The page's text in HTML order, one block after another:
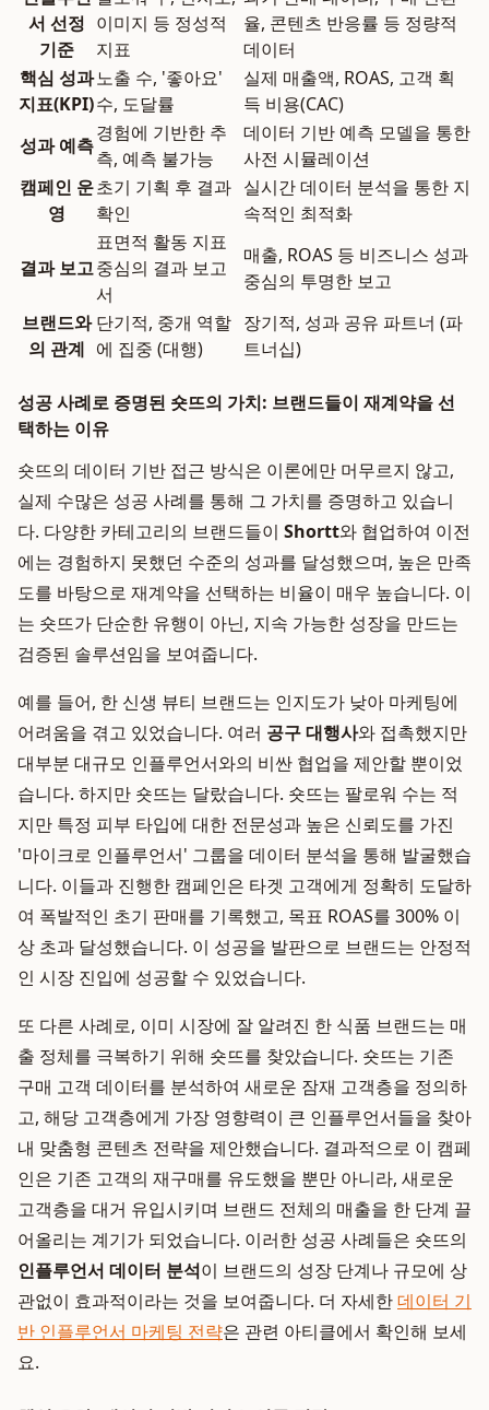
서 선정
기준
이미지 등 정성적
지표
율, 콘텐츠 반응률 등 정량적
데이터
핵심 성과
지표(KPI)
노출 수, '좋아요'
수, 도달률
실제 매출액, ROAS, 고객 획
득 비용(CAC)
성과 예측
경험에 기반한 추
측, 예측 불가능
데이터 기반 예측 모델을 통한
사전 시뮬레이션
캠페인 운
영
초기 기획 후 결과
확인
실시간 데이터 분석을 통한 지
속적인 최적화
결과 보고
표면적 활동 지표
중심의 결과 보고
서
매출, ROAS 등 비즈니스 성과
중심의 투명한 보고
브랜드와
의 관계
단기적, 중개 역할
에 집중 (대행)
장기적, 성과 공유 파트너 (파
트너십)
성공 사례로 증명된 숏뜨의 가치: 브랜드들이 재계약을 선
택하는 이유
숏뜨의 데이터 기반 접근 방식은 이론에만 머무르지 않고,
실제 수많은 성공 사례를 통해 그 가치를 증명하고 있습니
다. 다양한 카테고리의 브랜드들이 Shortt와 협업하여 이전
에는 경험하지 못했던 수준의 성과를 달성했으며, 높은 만족
도를 바탕으로 재계약을 선택하는 비율이 매우 높습니다. 이
는 숏뜨가 단순한 유행이 아닌, 지속 가능한 성장을 만드는
검증된 솔루션임을 보여줍니다.
예를 들어, 한 신생 뷰티 브랜드는 인지도가 낮아 마케팅에
어려움을 겪고 있었습니다. 여러 공구 대행사와 접촉했지만
대부분 대규모 인플루언서와의 비싼 협업을 제안할 뿐이었
습니다. 하지만 숏뜨는 달랐습니다. 숏뜨는 팔로워 수는 적
지만 특정 피부 타입에 대한 전문성과 높은 신뢰도를 가진
'마이크로 인플루언서' 그룹을 데이터 분석을 통해 발굴했습
니다. 이들과 진행한 캠페인은 타겟 고객에게 정확히 도달하
여 폭발적인 초기 판매를 기록했고, 목표 ROAS를 300% 이
상 초과 달성했습니다. 이 성공을 발판으로 브랜드는 안정적
인 시장 진입에 성공할 수 있었습니다.
또 다른 사례로, 이미 시장에 잘 알려진 한 식품 브랜드는 매
출 정체를 극복하기 위해 숏뜨를 찾았습니다. 숏뜨는 기존
구매 고객 데이터를 분석하여 새로운 잠재 고객층을 정의하
고, 해당 고객층에게 가장 영향력이 큰 인플루언서들을 찾아
내 맞춤형 콘텐츠 전략을 제안했습니다. 결과적으로 이 캠페
인은 기존 고객의 재구매를 유도했을 뿐만 아니라, 새로운
고객층을 대거 유입시키며 브랜드 전체의 매출을 한 단계 끌
어올리는 계기가 되었습니다. 이러한 성공 사례들은 숏뜨의
인플루언서 데이터 분석이 브랜드의 성장 단계나 규모에 상
관없이 효과적이라는 것을 보여줍니다. 더 자세한데이터 기
반 인플루언서 마케팅 전략은 관련 아티클에서 확인해 보세
요.